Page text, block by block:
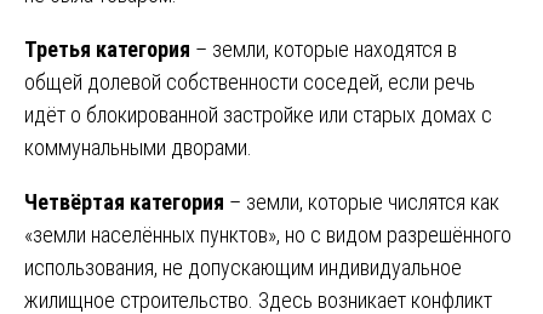
Третья категория – земли, которые находятся в
общей долевой собственности соседей, если речь
идёт о блокированной застройке или старых домах с
коммунальными дворами.
Четвёртая категория – земли, которые числятся как
«земли населённых пунктов», но с видом разрешённого
использования, не допускающим индивидуальное
жилищное строительство. Здесь возникает конфликт